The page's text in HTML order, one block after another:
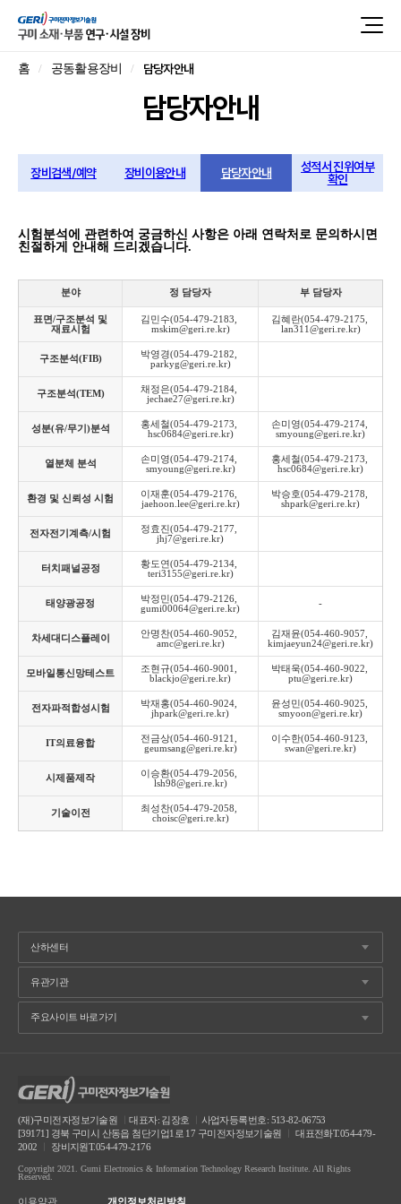
홈 공동활용장비 담당자안내
담당자안내
장비검색/예약 장비이용안내 담당자안내 성적서 진위여부
확인
시험분석에 관련하여 궁금하신 사항은 아래 연락처로 문의하시면
친절하게 안내해 드리겠습니다.
분야 정 담당자 부 담당자
표면/구조분석 및
재료시험
김민수(054-479-2183,
mskim@geri.re.kr)
김혜란(054-479-2175,
lan311@geri.re.kr)
구조분석(FIB)
박영경(054-479-2182,
parkyg@geri.re.kr)
구조분석(TEM)
채정은(054-479-2184,
jechae27@geri.re.kr)
성분(유/무기)분석
홍세철(054-479-2173,
hsc0684@geri.re.kr)
손미영(054-479-2174,
smyoung@geri.re.kr)
열분체 분석
손미영(054-479-2174,
smyoung@geri.re.kr)
홍세철(054-479-2173,
hsc0684@geri.re.kr)
환경 및 신뢰성 시험
이재훈(054-479-2176,
jaehoon.lee@geri.re.kr)
박승호(054-479-2178,
shpark@geri.re.kr)
전자전기계측/시험
정효진(054-479-2177,
jhj7@geri.re.kr)
터치패널공정
황도연(054-479-2134,
teri3155@geri.re.kr)
태양광공정
박정민(054-479-2126,
gumi00064@geri.re.kr)
-
차세대디스플레이
안명찬(054-460-9052,
amc@geri.re.kr)
김재윤(054-460-9057,
kimjaeyun24@geri.re.kr)
모바일통신망테스트
조현규(054-460-9001,
blackjo@geri.re.kr)
박태욱(054-460-9022,
ptu@geri.re.kr)
전자파적합성시험
박재홍(054-460-9024,
jhpark@geri.re.kr)
윤성민(054-460-9025,
smyoon@geri.re.kr)
IT의료융합
전금상(054-460-9121,
geumsang@geri.re.kr)
이수한(054-460-9123,
swan@geri.re.kr)
시제품제작
이승환(054-479-2056,
lsh98@geri.re.kr)
기술이전
최성찬(054-479-2058,
choisc@geri.re.kr)
(재)구미전자정보기술원 ㅣ대표자: 김장호
사업자등록번호: 513-82-06753
[39171] 경북 구미시 산동읍 첨단기업1로 17 구미전자정보기술원
대표전화T.054-479-
2002
장비지원T.054-479-2176
Copyright 2021. Gumi Electronics & Information Technology Research Institute. All Rights
Reserved.
이용약관 개인정보처리방침